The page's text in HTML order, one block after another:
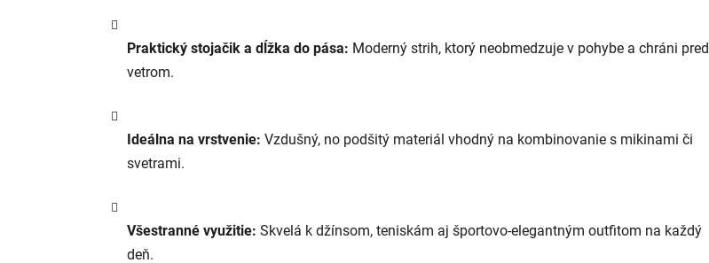
Praktický stojačik a dĺžka do pása: Moderný strih, ktorý neobmedzuje v pohybe a chráni pred
vetrom.
Ideálna na vrstvenie: Vzdušný, no podšitý materiál vhodný na kombinovanie s mikinami či
svetrami.
Všestranné využitie: Skvelá k džínsom, teniskám aj športovo-elegantným outfitom na každý
deň.